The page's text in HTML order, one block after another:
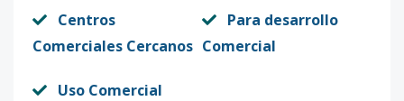
Centros
Comerciales Cercanos
Para desarrollo
Comercial
Uso Comercial